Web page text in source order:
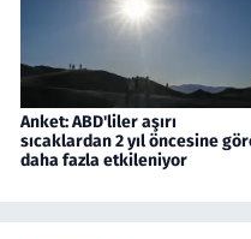
Anket: ABD'liler aşırı
sıcaklardan 2 yıl öncesine
daha fazla etkileniyor